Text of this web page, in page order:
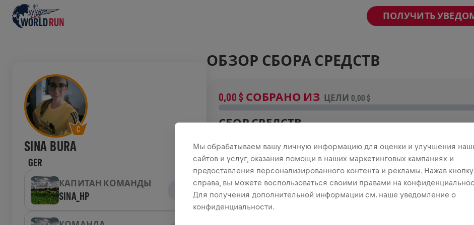
ПОЛУЧИТЬ
SINA BURA
GER
КАПИТАН КОМАНДЫ
SINA_HP
ОБЗОР СБОРА СРЕДСТВ
0,00 $ СОБРАНО ИЗ ЦЕЛИ 0,00 $
СБОР СРЕДСТВ
отправятся на исследования травм спинного мозга.
ИСТОРИЯ
Мы обрабатываем вашу личную информацию для оценки и улучшения
сайтов и услуг, оказания помощи в наших маркетинговых кампаниях и
предоставления персонализированного контента и рекламы. Нажав кнопку
справа, вы можете воспользоваться своими правами на
Для получения дополнительной информации см. наше уведомление о
конфиденциальности.